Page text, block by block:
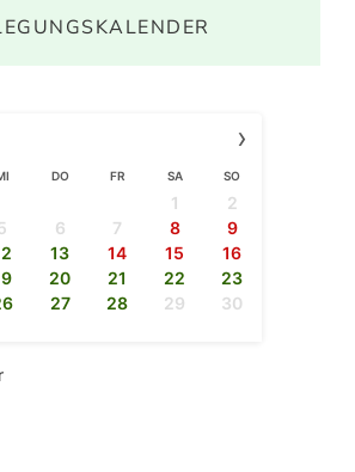
›
DO FR SA SO
1
2
6 7 8
9
13 14 15
16
20 21 22
23
27 28 29
30